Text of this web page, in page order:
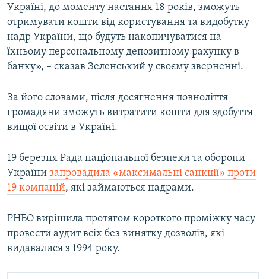
Україні, до моменту настання 18 років, зможуть
отримувати кошти від користування та видобутку
надр України, що будуть накопичуватися на
їхньому персональному депозитному рахунку в
банку», – сказав Зеленський у своєму зверненні.
За його словами, після досягнення повноліття
громадяни зможуть витратити кошти для здобуття
вищої освіти в Україні.
19 березня Рада національної безпеки та оборони
України запровадила «максимальні санкції» проти
19 компаній, які займаються надрами.
РНБО вирішила протягом короткого проміжку часу
провести аудит всіх без винятку дозволів, які
видавалися з 1994 року.